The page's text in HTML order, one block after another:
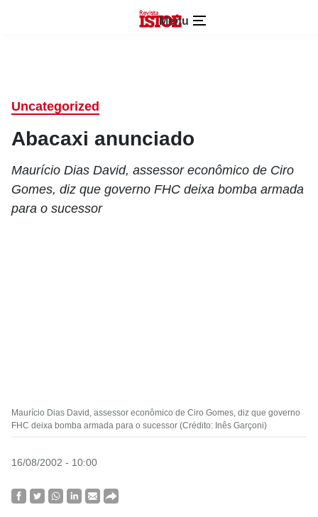
Menu
Uncategorized
Abacaxi anunciado
Maurício Dias David, assessor econômico de Ciro
Gomes, diz que governo FHC deixa bomba armada
para o sucessor
Maurício Dias David, assessor econômico de Ciro Gomes, diz que governo
FHC deixa bomba armada para o sucessor (Crédito: Inês Garçoni)
16/08/2002 - 10:00